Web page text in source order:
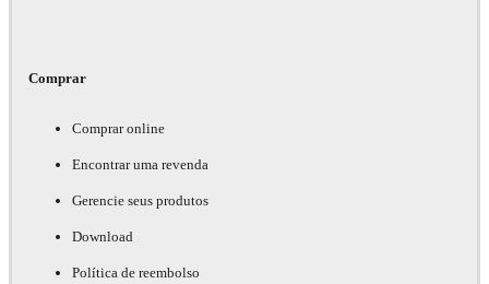
Comprar
Comprar online
Encontrar uma revenda
Gerencie seus produtos
Download
Política de reembolso